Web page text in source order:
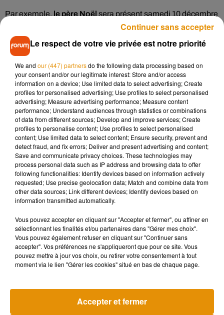
Par exemple, le père Noël sera présent samedi 10 décembre
place de la Madeleine. Par ailleurs ce même jour,des
ateliers et de démonstrations écoresponsables
le même jour place du Ralliement.
Si l’adjoint au maire aux Commerces se dit ravi de voir
autant de mondedans les rues angevines pour ces premiers
jours de festivités, il a également un message à faire
passer auprès des commerçants angevins :« j’ai un appel
destiné à tous les commerçants sédentaires d’Angerspour
qu’ils puissent décorer leurs vitrines l’an prochain. Car la
ville a fait le nécessaire en termes d’animations et
d’illuminations, il faut que les commerçants jouent aussi le
jeu pour qu’on puisse sensibiliser les gens de l’extérieur du
département, et qu’ils viennent sur Angers, découvrir notre
ville et apprécier notre territoire. »
Musique
6 août 2026
Le respect de votre vie privée est notre priorité
We and our (447) partnersdo the following data processing based on
your consent and/or our legitimate interest: Store and/or access
information on a device; Use limited data to select advertising; Create
profiles for personalised advertising; Use profiles to select personalised
advertising; Measure advertising performance; Measure content
performance; Understand audiences through statistics or combinations
of data from different sources; Develop and improve services; Create
profiles to personalise content; Use profiles to select personalised
content; Use limited data to select content; Ensure security, prevent and
detect fraud, and fix errors; Deliver and present advertising and content;
Save and communicate privacy choices. These technologies may
process personal data such as IP address and browsing data to offer
following functionalities: Identify devices based on information actively
requested; Use precise geolocation data; Match and combine data from
other data sources; Link different devices; Identify devices based on
information transmitted automatically.
Vous pouvez accepter en cliquant sur "Accepter et fermer", ou affiner en
sélectionnant les finalités et/ou partenaires dans "Gérer mes choix".
Vous pouvez également refuser en cliquant sur "Continuer sans
accepter". Vos préférences ne s'appliqueront que pour ce site. Vous
pouvez mettre à jour vos choix, ou retirer votre consentement à tout
moment via le lien "Gérer les cookies" situé en bas de chaque page.
Accepter et fermer
Continuer sans accepter